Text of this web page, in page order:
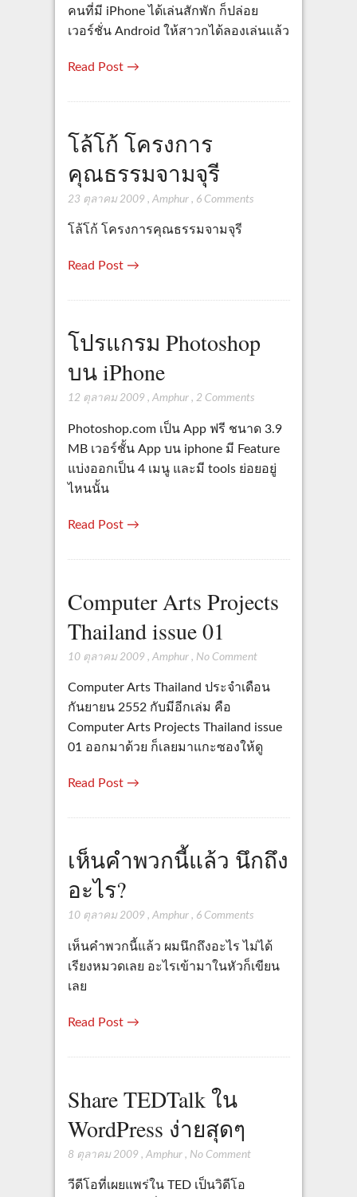
คนที่มี iPhone ได้เล่นสักพัก ก็ปล่อย
เวอร์ชั่น Android ให้สาวกได้ลองเล่นแล้ว
Read Post →
โล้โก้ โครงการ
คุณธรรมจามจุรี
23 ตุลาคม 2009 , Amphur, 6 Comments
โล้โก้ โครงการคุณธรรมจามจุรี
Read Post →
โปรแกรม Photoshop
บน iPhone
12 ตุลาคม 2009 , Amphur, 2 Comments
Photoshop.com เป็น App ฟรี ชนาด 3.9
MB เวอร์ชั้น App บน iphone มี Feature
แบ่งออกเป็น 4 เมนู และมี tools ย่อยอยู่
ไหนนั้น
Read Post →
Computer Arts Projects
Thailand issue 01
10 ตุลาคม 2009 , Amphur, No Comment
Computer Arts Thailand ประจำเดือน
กันยายน 2552 กับมีอีกเล่ม คือ
Computer Arts Projects Thailand issue
01 ออกมาด้วย ก็เลยมาแกะซองให้ดู
Read Post →
เห็นคำพวกนี้แล้ว นึกถึง
อะไร?
10 ตุลาคม 2009 , Amphur, 6 Comments
เห็นคำพวกนี้แล้ว ผมนึกถึงอะไร ไม่ได้
เรียงหมวดเลย อะไรเข้ามาในหัวก็เขียน
เลย
Read Post →
Share TEDTalk ใน
WordPress ง่ายสุดๆ
8 ตุลาคม 2009 , Amphur, No Comment
วีดีโอที่เผยแพร่ใน TED เป็นวิดีโอ